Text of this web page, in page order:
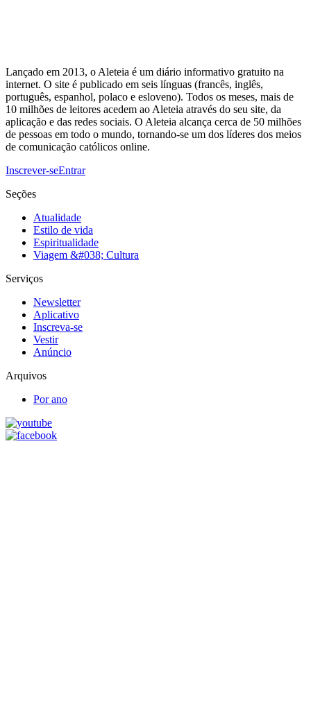
Lançado em 2013, o Aleteia é um diário informativo gratuito na
internet. O site é publicado em seis línguas (francês, inglês,
português, espanhol, polaco e esloveno). Todos os meses, mais de
10 milhões de leitores acedem ao Aleteia através do seu site, da
aplicação e das redes sociais. O Aleteia alcança cerca de 50 milhões
de pessoas em todo o mundo, tornando-se um dos líderes dos meios
de comunicação católicos online.
Inscrever-seEntrar
Seções
Atualidade
Estilo de vida
Espiritualidade
Viagem &#038; Cultura
Serviços
Newsletter
Aplicativo
Inscreva-se
Vestir
Anúncio
Arquivos
Por ano